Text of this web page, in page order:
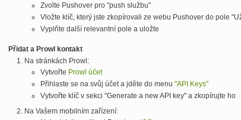
Zvolte Pushover pro "push službu"
Vložte klíč, který jste zkopírovali ze webu Pushover do pole
Vyplňte další relevantní pole a uložte
Přidat a Prowl kontakt
Na stránkách Prowl:
Vytvořte Prowl účet
Přihlaste se na svůj účet a jděte do menu "API Keys"
Vytvořte klíč v sekci "Generate a new API key" a zkopírujte ho
Na Vašem mobilním zařízení: